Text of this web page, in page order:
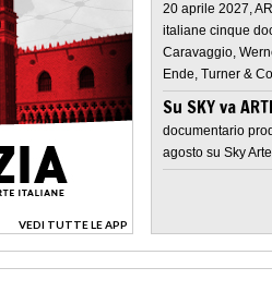
VEDI TUTTE LE APP
>
20 aprile 2027,
italiane cinque
Caravaggio,
Ende, Turner &
Su SKY va
documentario
agosto su Sky Arte